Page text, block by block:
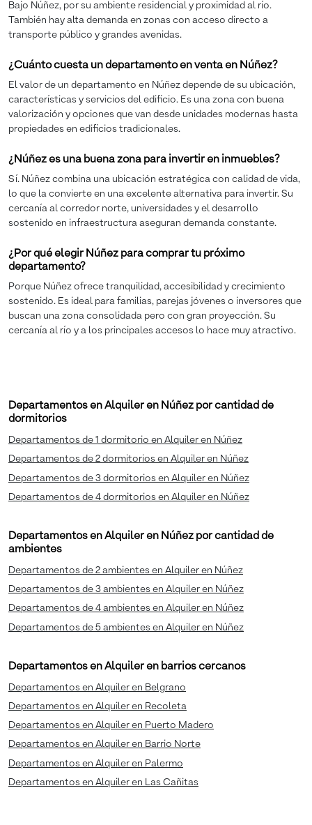
Bajo Núñez, por su ambiente residencial y proximidad al río.
También hay alta demanda en zonas con acceso directo a
transporte público y grandes avenidas.
¿Cuánto cuesta un departamento en venta en Núñez?
El valor de un departamento en Núñez depende de su ubicación,
características y servicios del edificio. Es una zona con buena
valorización y opciones que van desde unidades modernas hasta
propiedades en edificios tradicionales.
¿Núñez es una buena zona para invertir en inmuebles?
Sí. Núñez combina una ubicación estratégica con calidad de vida,
lo que la convierte en una excelente alternativa para invertir. Su
cercanía al corredor norte, universidades y el desarrollo
sostenido en infraestructura aseguran demanda constante.
¿Por qué elegir Núñez para comprar tu próximo
departamento?
Porque Núñez ofrece tranquilidad, accesibilidad y crecimiento
sostenido. Es ideal para familias, parejas jóvenes o inversores que
buscan una zona consolidada pero con gran proyección. Su
cercanía al río y a los principales accesos lo hace muy atractivo.
Departamentos en Alquiler en Núñez por cantidad de
dormitorios
Departamentos de 1 dormitorio en Alquiler en Núñez
Departamentos de 2 dormitorios en Alquiler en Núñez
Departamentos de 3 dormitorios en Alquiler en Núñez
Departamentos de 4 dormitorios en Alquiler en Núñez
Departamentos en Alquiler en Núñez por cantidad de
ambientes
Departamentos de 2 ambientes en Alquiler en Núñez
Departamentos de 3 ambientes en Alquiler en Núñez
Departamentos de 4 ambientes en Alquiler en Núñez
Departamentos de 5 ambientes en Alquiler en Núñez
Departamentos en Alquiler en barrios cercanos
Departamentos en Alquiler en Belgrano
Departamentos en Alquiler en Recoleta
Departamentos en Alquiler en Puerto Madero
Departamentos en Alquiler en Barrio Norte
Departamentos en Alquiler en Palermo
Departamentos en Alquiler en Las Cañitas